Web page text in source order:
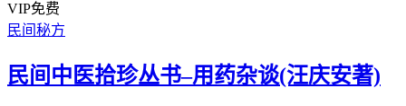
VIP免费
民间秘方
民间中医拾珍丛书–用药杂谈(汪庆安著)